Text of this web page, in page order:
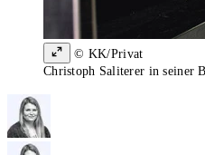
© KK/Privat
Christoph Saliterer in seiner